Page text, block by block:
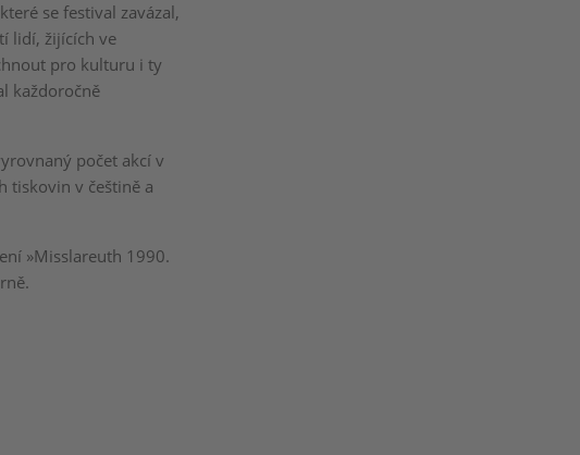
se festival zavázal,
lidí, žijících ve
pro kulturu i ty
každoročně
počet akcí v
tiskovin v češtině a
»Misslareuth 1990.